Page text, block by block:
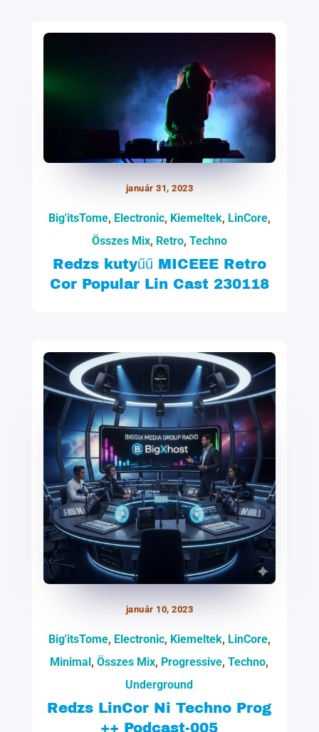
január 31, 2023
Big'itsTome, Electronic, Kiemeltek, LinCore,
Összes Mix, Retro, Techno
Redzs kutyűű MICEEE Retro
Cor Popular Lin Cast 230118
január 10, 2023
Big'itsTome, Electronic, Kiemeltek, LinCore,
Minimal ,Összes Mix, Progressive,Techno,
Underground
Redzs LinCor Ni Techno Prog
++ Podcast-005